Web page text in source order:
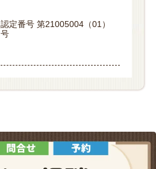
認定番号 第21005004（01）
号